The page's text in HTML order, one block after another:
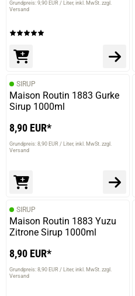
prev
Grundpreis: 9,90 EUR / Liter inkl. MwSt. zzgl.
Versand
SIRUP
Maison Routin 1883 Gurke
Sirup 1000ml
8,90 EUR*
Grundpreis: 8,90 EUR / Liter inkl. MwSt. zzgl.
Versand
SIRUP
Maison Routin 1883 Yuzu
Zitrone Sirup 1000ml
8,90 EUR*
Grundpreis: 8,90 EUR / Liter inkl. MwSt. zzgl.
Versand